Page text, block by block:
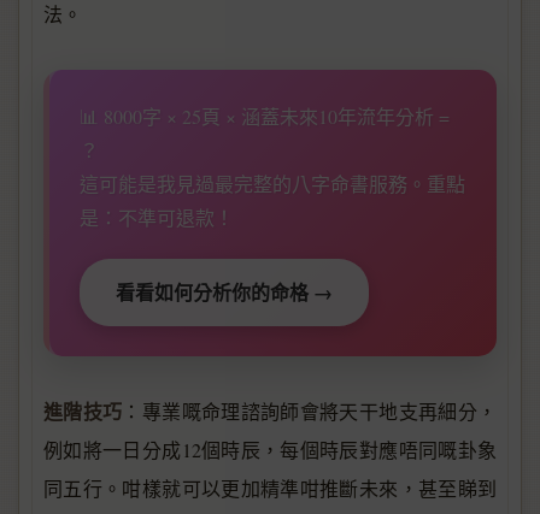
法。
📊 8000字 × 25頁 × 涵蓋未來10年流年分析 =
？
這可能是我見過最完整的八字命書服務。重點
是：不準可退款！
看看如何分析你的命格 →
進階技巧 ：專業嘅命理諮詢師會將天干地支再細分，
例如將一日分成12個時辰，每個時辰對應唔同嘅卦象
同五行。咁樣就可以更加精準咁推斷未來，甚至睇到